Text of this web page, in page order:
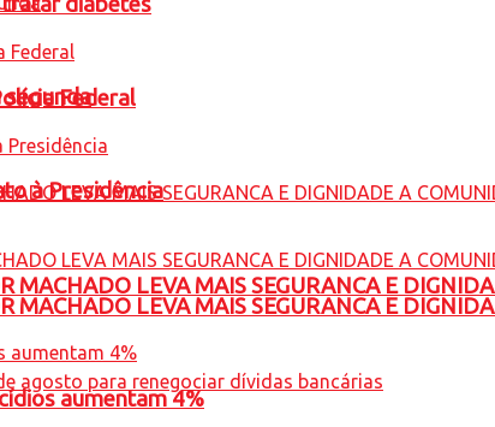
segunda
MACHADO LEVA MAIS SEGURANCA E
Federal
à Presidência
MACHADO LEVA MAIS SEGURANCA E
aumentam 4%